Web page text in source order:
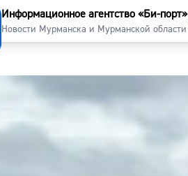
Информационное агентство «Би-порт»
Новости Мурманска и Мурманской области